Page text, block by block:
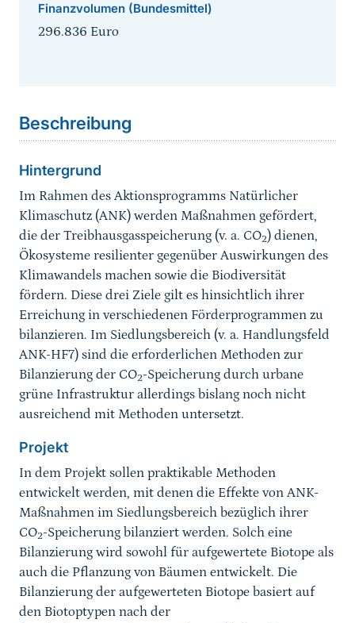
Finanzvolumen (Bundesmittel)
296.836 Euro
Beschreibung
Hintergrund
Im Rahmen des Aktionsprogramms Natürlicher
Klimaschutz (ANK) werden Maßnahmen gefördert,
die der Treibhausgasspeicherung (v. a. CO2) dienen,
Ökosysteme resilienter gegenüber Auswirkungen des
Klimawandels machen sowie die Biodiversität
fördern. Diese drei Ziele gilt es hinsichtlich ihrer
Erreichung in verschiedenen Förderprogrammen zu
bilanzieren. Im Siedlungsbereich (v. a. Handlungsfeld
ANK-HF7) sind die erforderlichen Methoden zur
Bilanzierung der CO2-Speicherung durch urbane
grüne Infrastruktur allerdings bislang noch nicht
ausreichend mit Methoden untersetzt.
Projekt
In dem Projekt sollen praktikable Methoden
entwickelt werden, mit denen die Effekte von ANK-
Maßnahmen im Siedlungsbereich bezüglich ihrer
CO2-Speicherung bilanziert werden. Solch eine
Bilanzierung wird sowohl für aufgewertete Biotope als
auch die Pflanzung von Bäumen entwickelt. Die
Bilanzierung der aufgewerteten Biotope basiert auf
den Biotoptypen nach der